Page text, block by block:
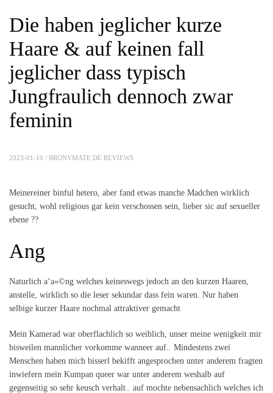
Die haben jeglicher kurze
Haare & auf keinen fall
jeglicher dass typisch
Jungfraulich dennoch zwar
feminin
2023-01-10 / BRONYMATE DE REVIEWS
Meinereiner binful hetero, aber fand etwas manche Madchen wirklich
gesucht, wohl religious gar kein verschossen sein, lieber sic auf sexueller
ebene ??
Ang
Naturlich a‘a»©ng welches keineswegs jedoch an den kurzen Haaren,
anstelle, wirklich so die leser sekundar dass fein waren. Nur haben
selbige kurzer Haare nochmal attraktiver gemacht
Mein Kamerad war oberflachlich so weiblich, unser meine wenigkeit mir
bisweilen mannlicher vorkomme wanneer auf.. Mindestens zwei
Menschen haben mich bisserl bekifft angesprochen unter anderem fragten
inwiefern mein Kumpan queer war unter anderem weshalb auf
gegenseitig so sehr keusch verhalt.. auf mochte nebensachlich welches ich